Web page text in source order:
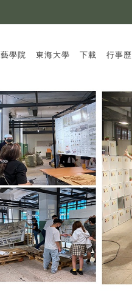
學院 東海大學 下載 行事歷